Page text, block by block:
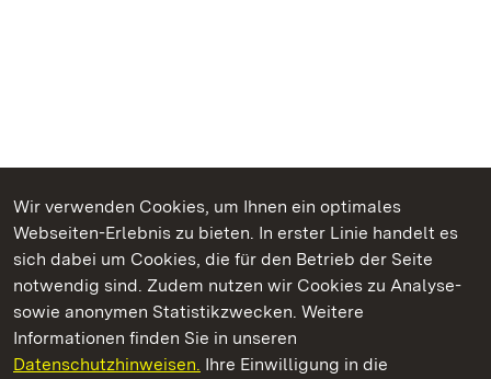
Wir verwenden Cookies, um Ihnen ein optimales
Webseiten-Erlebnis zu bieten. In erster Linie handelt es
sich dabei um Cookies, die für den Betrieb der Seite
notwendig sind. Zudem nutzen wir Cookies zu Analyse-
sowie anonymen Statistikzwecken. Weitere
Informationen finden Sie in unseren
Datenschutzhinweisen. Ihre Einwilligung in die
Kommen. Staunen. Genießen.
Staatliche Schlösser und Gärten Baden‑Württemberg